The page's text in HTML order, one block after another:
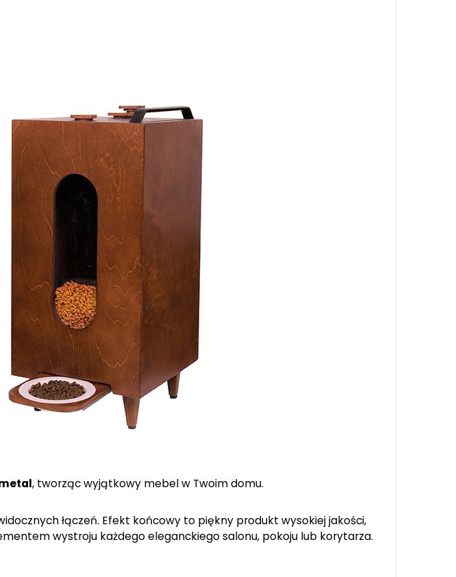
, tworząc wyjątkowy mebel w Twoim domu.
łączeń. Efekt końcowy to piękny produkt wysokiej jakości,
wystroju każdego eleganckiego salonu, pokoju lub korytarza.